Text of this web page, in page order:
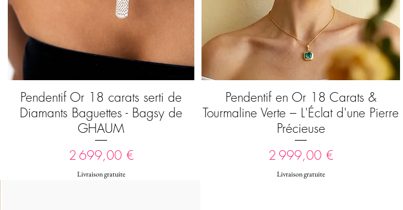
Aperçu rapide
Pendentif Or 18 carats serti de
Diamants Baguettes - Bagsy de
GHAUM
Prix
2 699,00 €
Livraison gratuite
Aperçu rapide
Pendentif en Or 18 Carats &
Tourmaline Verte – L'Éclat d'une Pierre
Précieuse
Prix
2 999,00 €
Livraison gratuite